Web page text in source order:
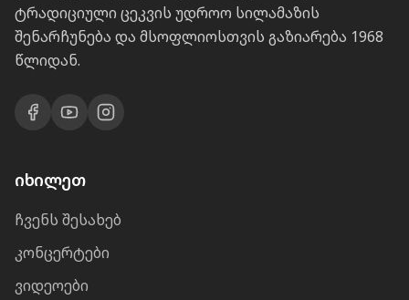
ტრადიციული ცეკვის უდროო სილამაზის
შენარჩუნება და მსოფლიოსთვის გაზიარება 1968
წლიდან.
იხილეთ
ჩვენს შესახებ
კონცერტები
ვიდეოები